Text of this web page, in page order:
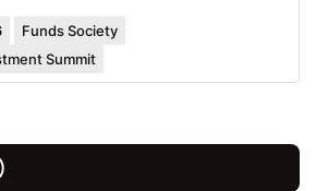
Funds Society
Summit